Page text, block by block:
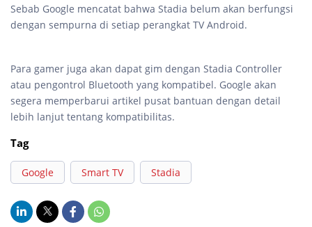
Sebab Google mencatat bahwa Stadia belum akan berfungsi
dengan sempurna di setiap perangkat TV Android.
Para gamer juga akan dapat gim dengan Stadia Controller
atau pengontrol Bluetooth yang kompatibel. Google akan
segera memperbarui artikel pusat bantuan dengan detail
lebih lanjut tentang kompatibilitas.
Tag
Google Smart TV Stadia